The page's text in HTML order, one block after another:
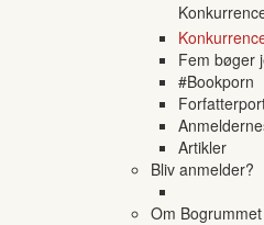
Fem bøger
#Bookporn
Artikler
Bliv anmelder?
Om Bogrummet